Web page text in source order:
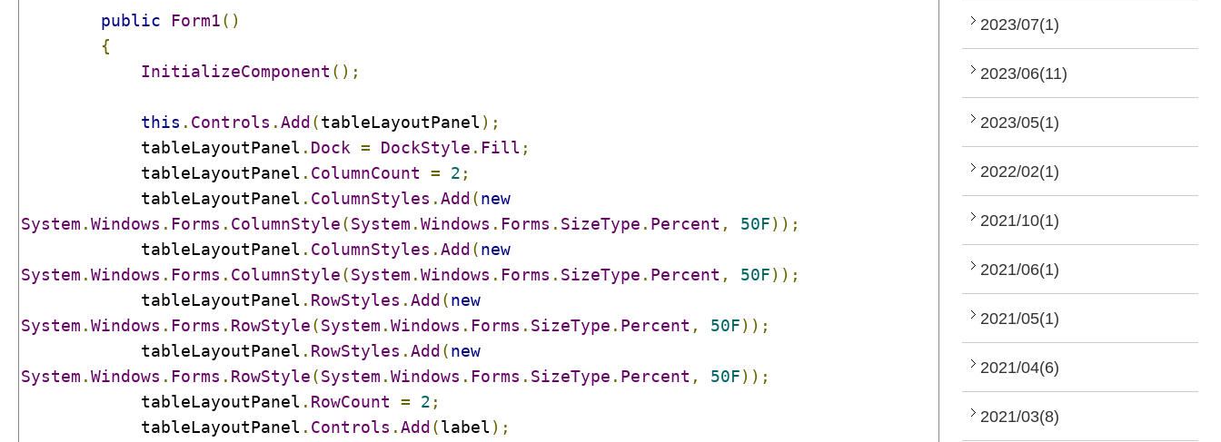
public Form1()
{
InitializeComponent ();
this . Controls .Add (tableLayoutPanel);
tableLayoutPanel . Dock = DockStyle . Fill ;
tableLayoutPanel . ColumnCount = 2 ;
tableLayoutPanel . ColumnStyles .Add (new
System .Windows . Forms . ColumnStyle(System .Windows . Forms . SizeType . Percent , 50F));
tableLayoutPanel . ColumnStyles .Add (new
System .Windows . Forms . ColumnStyle(System .Windows . Forms . SizeType . Percent , 50F));
tableLayoutPanel . RowStyles .Add (new
System .Windows . Forms . RowStyle(System .Windows . Forms . SizeType . Percent , 50F));
tableLayoutPanel . RowStyles .Add (new
System .Windows . Forms . RowStyle(System .Windows . Forms . SizeType . Percent , 50F));
tableLayoutPanel . RowCount = 2 ;
tableLayoutPanel . Controls .Add (label);
2023/07(1)
2023/06(11)
2023/05(1)
2022/02(1)
2021/10(1)
2021/06(1)
2021/05(1)
2021/04(6)
2021/03(8)